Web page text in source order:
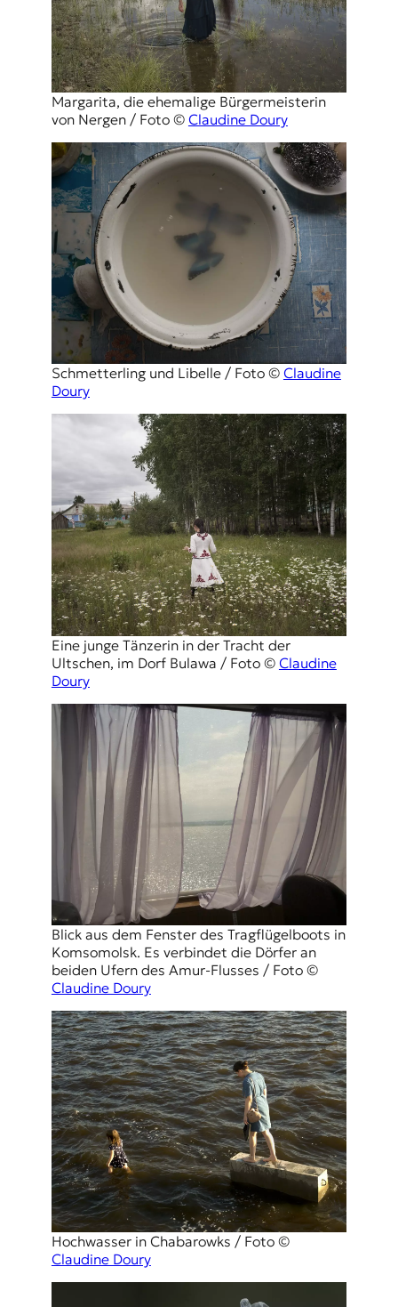
Margarita, die ehemalige Bürgermeisterin
von Nergen / Foto © Claudine Doury
Schmetterling und Libelle / Foto © Claudine
Doury
Eine junge Tänzerin in der Tracht der
Ultschen, im Dorf Bulawa / Foto © Claudine
Doury
Blick aus dem Fenster des Tragflügelboots in
Komsomolsk. Es verbindet die Dörfer an
beiden Ufern des Amur-Flusses / Foto ©
Claudine Doury
Hochwasser in Chabarowks / Foto ©
Claudine Doury